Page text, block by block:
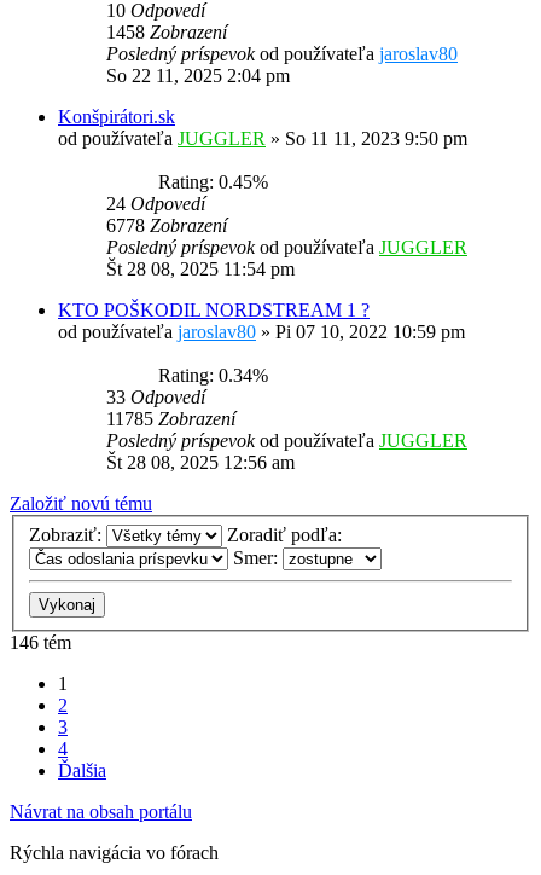
10 Odpovedí
1458 Zobrazení
Posledný príspevokod používateľa jaroslav80
So 22 11, 2025 2:04 pm
Konšpirátori.sk
od používateľa JUGGLER » So 11 11, 2023 9:50 pm
Rating: 0.45%
24 Odpovedí
6778 Zobrazení
Posledný príspevokod používateľa JUGGLER
Št 28 08, 2025 11:54 pm
KTO POŠKODIL NORDSTREAM 1 ?
od používateľa jaroslav80 » Pi 07 10, 2022 10:59 pm
Rating: 0.34%
33 Odpovedí
11785 Zobrazení
Posledný príspevokod používateľa JUGGLER
Št 28 08, 2025 12:56 am
Založiť novú tému
Zobraziť:
Zoradiť podľa:
Smer:
146 tém
1
2
3
4
Ďalšia
Návrat na obsah portálu
Rýchla navigácia vo fórach